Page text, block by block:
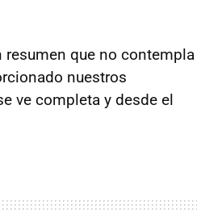
resumen que no contempla
nuestros
ve completa y desde el